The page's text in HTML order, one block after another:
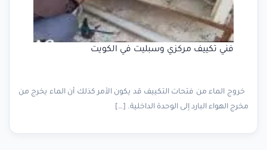
فني تكييف مركزي وسبليت في الكويت
خروج الماء من فتحات التكييف قد يكون الأمر كذلك أن الماء يخرج من
مخرج الهواء البارد إلى الوحدة الداخلية. […]